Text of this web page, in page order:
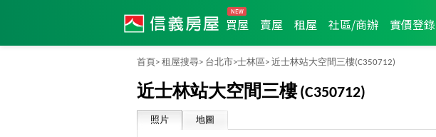
買屋 賣屋 租屋 社區/商辦 實價登錄
首頁> 租屋搜尋> 台北市>士林區> 近士林站大空間三樓(C350712)
近士林站大空間三樓 (C350712)
照片 地圖